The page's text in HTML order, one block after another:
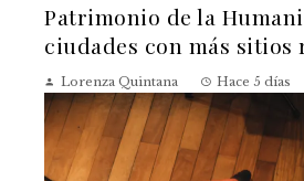
Patrimonio de la
ciudades con más sitios
Lorenza Quintana Hace 5 días